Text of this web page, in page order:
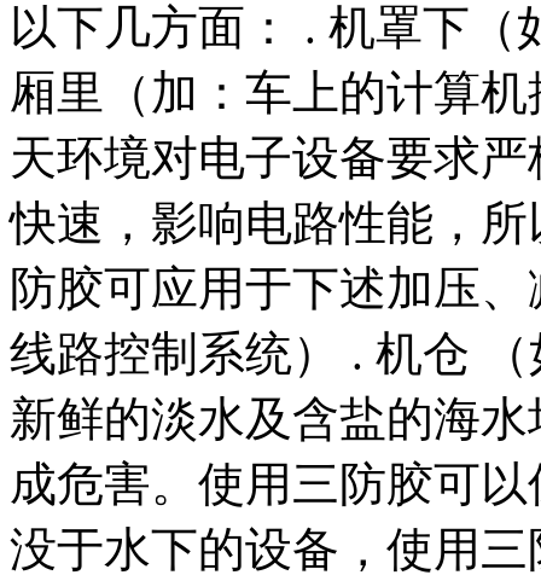
以下几方面： . 机罩下
厢里（加：车上的计算
天环境对电子设备要求
快速，影响电路性能，
防胶可应用于下述加压
线路控制系统） . 机仓
新鲜的淡水及含盐的海
成危害。使用三防胶可
没于水下的设备，使用